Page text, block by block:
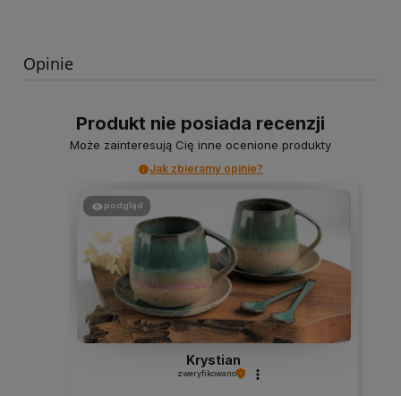
Opinie
Produkt nie posiada recenzji
Może zainteresują Cię inne ocenione produkty
Jak zbieramy opinie?
podgląd
Krystian
zweryfikowano